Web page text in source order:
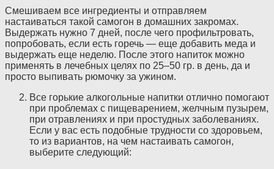
Смешиваем все ингредиенты и отправляем
настаиваться такой самогон в домашних закромах.
Выдержать нужно 7 дней, после чего профильтровать,
попробовать, если есть горечь — еще добавить меда и
выдержать еще неделю. После этого напиток можно
применять в лечебных целях по 25–50 гр. в день, да и
просто выпивать рюмочку за ужином.
Все горькие алкогольные напитки отлично помогают
при проблемах с пищеварением, желчным пузырем,
при отравлениях и при простудных заболеваниях.
Если у вас есть подобные трудности со здоровьем,
то из вариантов, на чем настаивать самогон,
выберите следующий: